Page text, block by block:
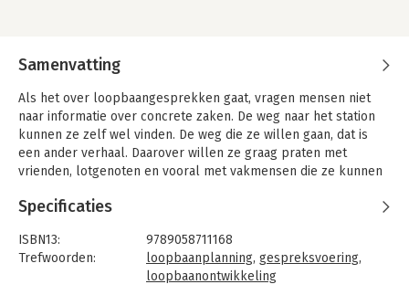
Samenvatting
Als het over loopbaangesprekken gaat, vragen mensen niet
naar informatie over concrete zaken. De weg naar het station
kunnen ze zelf wel vinden. De weg die ze willen gaan, dat is
een ander verhaal. Daarover willen ze graag praten met
vrienden, lotgenoten en vooral met vakmensen die ze kunnen
ervaring als loopbaanadviseur en coach. Waar komt het op aan
vooral laten? Wat wilt u bereiken in gesprekken en hoe doet u
dat het beste? Wat werkt bij wie in welke situatie?
Specificaties
ISBN13:
9789058711168
Trefwoorden:
loopbaanplanning, gespreksvoering,
loopbaanontwikkeling